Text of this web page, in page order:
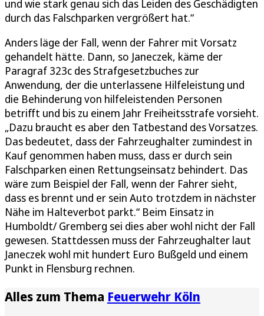
und wie stark genau sich das Leiden des Geschädigten
durch das Falschparken vergrößert hat.“
Anders läge der Fall, wenn der Fahrer mit Vorsatz
gehandelt hätte. Dann, so Janeczek, käme der
Paragraf 323c des Strafgesetzbuches zur
Anwendung, der die unterlassene Hilfeleistung und
die Behinderung von hilfeleistenden Personen
betrifft und bis zu einem Jahr Freiheitsstrafe vorsieht.
„Dazu braucht es aber den Tatbestand des Vorsatzes.
Das bedeutet, dass der Fahrzeughalter zumindest in
Kauf genommen haben muss, dass er durch sein
Falschparken einen Rettungseinsatz behindert. Das
wäre zum Beispiel der Fall, wenn der Fahrer sieht,
dass es brennt und er sein Auto trotzdem in nächster
Nähe im Halteverbot parkt.“ Beim Einsatz in
Humboldt/ Gremberg sei dies aber wohl nicht der Fall
gewesen. Stattdessen muss der Fahrzeughalter laut
Janeczek wohl mit hundert Euro Bußgeld und einem
Punkt in Flensburg rechnen.
Alles zum Thema Feuerwehr Köln